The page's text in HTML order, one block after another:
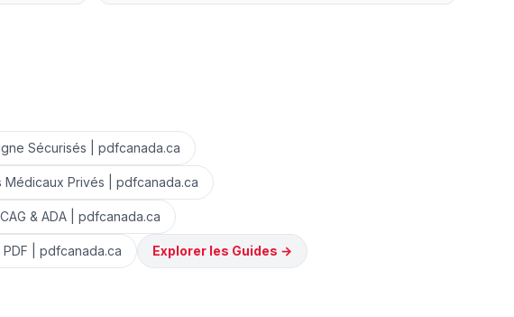
Sécurisés | pdfcanada.ca
Médicaux Privés | pdfcanada.ca
& ADA | pdfcanada.ca
| pdfcanada.ca Explorer les Guides →